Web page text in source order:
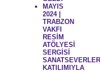
MAYIS
2024 |
TRABZON
VAKFI
RESİM
ATÖLYESİ
SERGİSİ
KATILIMIYLA